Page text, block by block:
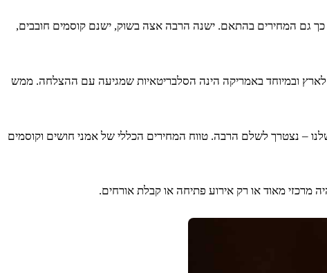
כך גם המחירים בהתאם. ישנה הרבה אצה בשוק, ישנם קוסמים חובבים,
לארץ ובמיוחד באמריקה הינה הסלבריטאיות שמגיעה עם ההצלחה. ממש
– נצטרך לשלם הרבה. טווח המחירים הכללי של אמני חושים וקוסמים
מאוד או רק אירוע פתיחה או קבלת אורחים.